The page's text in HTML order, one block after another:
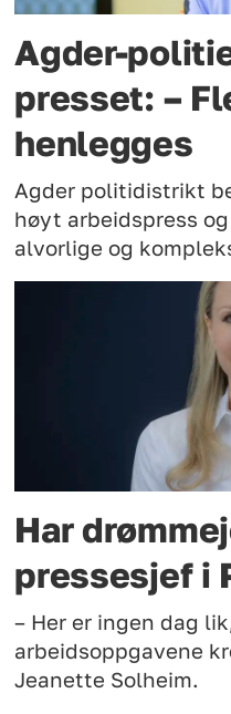
Agder-
presset: –
henlegges
Agder politidistrikt
høyt arbeidspress
alvorlige og
Har
pressesjef i
– Her er ingen dag
arbeidsoppgavene
Jeanette Solheim.